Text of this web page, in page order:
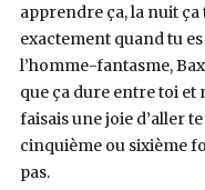
apprendre ça, la nuit ça
exactement quand tu
l’homme-fantasme,
que ça dure entre toi et
faisais une joie d’aller
cinquième ou sixième
pas.